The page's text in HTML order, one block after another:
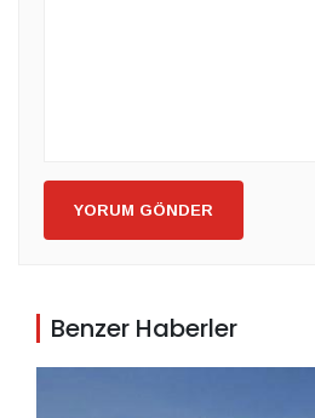
YORUM GÖNDER
Benzer Haberler